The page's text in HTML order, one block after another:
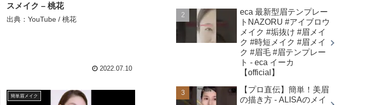
スメイク – 桃花
出典：YouTube / 桃花
2022.07.10
簡単眉メイク
eca 最新型眉テンプレー
トNAZORU #アイブロウ
メイク #垢抜け #眉メイ
ク #時短メイク #眉メイ
ク #眉毛 #眉テンプレー
ト - eca イーカ
【official】
【プロ直伝】簡単！美眉
の描き方 - ALISAのメイ